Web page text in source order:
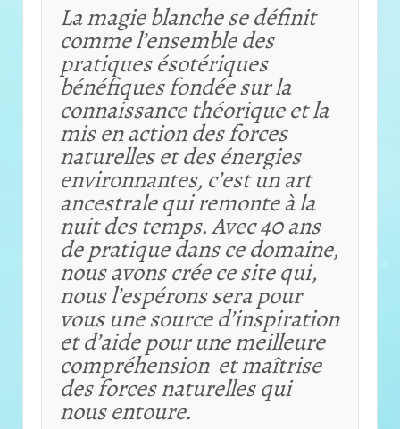
La magie blanche se définit
comme l’ensemble des
pratiques ésotériques
bénéfiques fondée sur la
connaissance théorique etla
mis en action des forces
naturelles et des énergies
environnantes, c’est un art
ancestrale qui remonte à la
nuit des temps. Avec 40 ans
de pratique dans ce domaine,
nous avons crée ce site qui,
nous l’espérons sera pour
vous une source d’inspiration
et d’aide pour une meilleure
compréhension et maîtrise
des forces naturelles qui
nous entoure.